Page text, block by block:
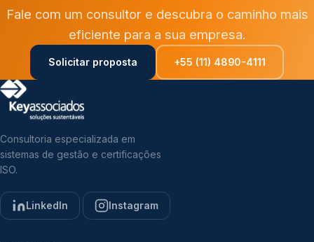
Fale com um consultor e descubra o caminho mais
eficiente para a sua empresa.
Solicitar proposta +55 (11) 4890-4111
Consultoria especializada em
sistemas de gestão e certificações
ISO.
LinkedIn Instagram